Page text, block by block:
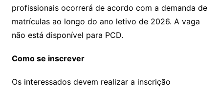
profissionais ocorrerá de acordo com a demanda de
matrículas ao longo do ano letivo de 2026. A vaga
não está disponível para PCD.
Como se inscrever
Os interessados devem realizar a inscrição